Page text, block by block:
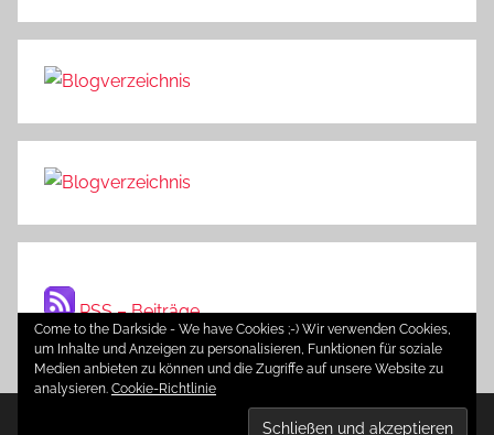
RSS – Beiträge
Come to the Darkside - We have Cookies ;-) Wir verwenden Cookies,
um Inhalte und Anzeigen zu personalisieren, Funktionen für soziale
Medien anbieten zu können und die Zugriffe auf unsere Website zu
analysieren. Cookie-Richtlinie